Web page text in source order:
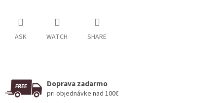
ASK WATCH SHARE
Doprava zadarmo
pri objednávke nad 100€